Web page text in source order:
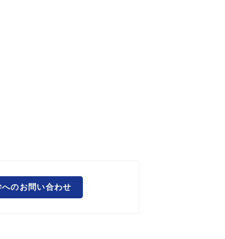
へのお問い合わせ